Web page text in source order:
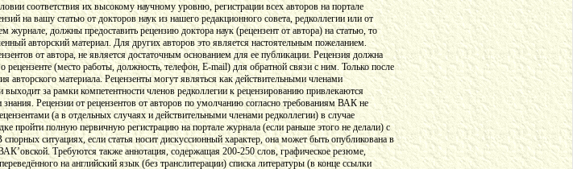
соответствия их высокому научному уровню, регистрации всех авторов на портале
на вашу статью от докторов наук из нашего редакционного совета, редколлегии или от
должны предоставить рецензию доктора наук (рецензент от автора) на статью, то
авторский материал. Для других авторов это является настоятельным пожеланием.
от автора, не является достаточным основанием для ее публикации. Рецензия должна
(место работы, должность, телефон, E-mail) для обратной связи с ним. Только после
авторского материала. Рецензенты могут являться как действительными членами
выходит за рамки компетентности членов редколлегии к рецензированию привлекаются
Рецензии от рецензентов от авторов по умолчанию согласно требованиям ВАК не
(а в отдельных случаях и действительными членами редколлегии) в случае
пройти полную первичную регистрацию на портале журнала (если раньше этого не делали) с
ситуациях, если статья носит дискуссионный характер, она может быть опубликована в
Требуются также аннотация, содержащая 200-250 слов, графическое резюме,
на английский язык (без транслитерации) списка литературы (в конце ссылки